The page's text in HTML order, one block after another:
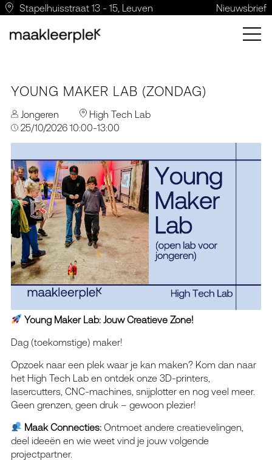
Stapelhuisstraat 13 - 15, Leuven Nieuwsbrief
YOUNG MAKER LAB (ZONDAG)
Jongeren
High Tech Lab
25/10/2026 10:00-13:00
Young Maker Lab: Jouw Creatieve Zone!
Dag (toekomstige) maker!
Opzoek naar een plek waar je kan maken? Kom dan naar
het High Tech Lab en ontdek onze 3D-printers,
lasercutters, CNC-machines, snijplotter en nog veel meer.
Geen grenzen, geen druk – gewoon plezier!
Maak Connecties: Ontmoet andere creatievelingen,
deel ideeën en wie weet vind je jouw volgende
projectpartner.